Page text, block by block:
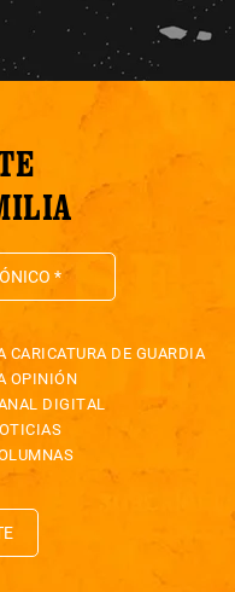
CARICATURA DE GUARDIA
OPINIÓN
DIGITAL